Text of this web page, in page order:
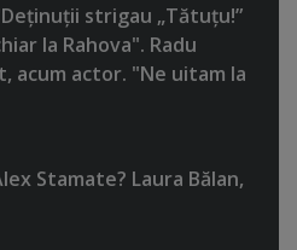
strigau „Tătuţu!”
la Rahova". Radu
acum actor. "Ne uitam la
Stamate? Laura Bălan,